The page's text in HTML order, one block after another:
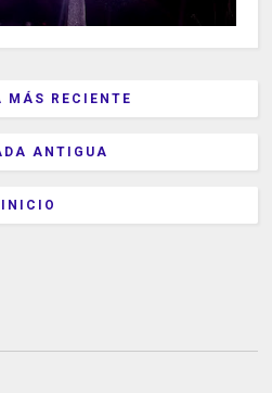
MÁS RECIENTE
ANTIGUA
INICIO